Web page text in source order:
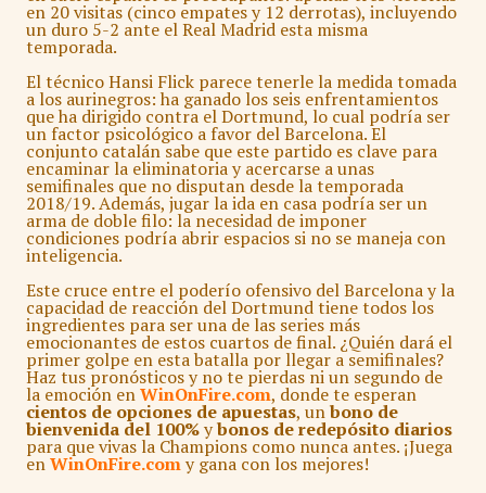
en 20 visitas (cinco empates y 12 derrotas), incluyendo
un duro 5-2 ante el Real Madrid esta misma
temporada.
El técnico Hansi Flick parece tenerle la medida tomada
a los aurinegros: ha ganado los seis enfrentamientos
que ha dirigido contra el Dortmund, lo cual podría ser
un factor psicológico a favor del Barcelona. El
conjunto catalán sabe que este partido es clave para
encaminar la eliminatoria y acercarse a unas
semifinales que no disputan desde la temporada
2018/19. Además, jugar la ida en casa podría ser un
arma de doble filo: la necesidad de imponer
condiciones podría abrir espacios si no se maneja con
inteligencia.
Este cruce entre el poderío ofensivo del Barcelona y la
capacidad de reacción del Dortmund tiene todos los
ingredientes para ser una de las series más
emocionantes de estos cuartos de final. ¿Quién dará el
primer golpe en esta batalla por llegar a semifinales?
Haz tus pronósticos y no te pierdas ni un segundo de
la emoción enWinOnFire.com, donde te esperan
cientos de opciones de apuestas, unbono de
bienvenida del 100%ybonos de redepósito diarios
para que vivas la Champions como nunca antes. ¡Juega
enWinOnFire.comy gana con los mejores!